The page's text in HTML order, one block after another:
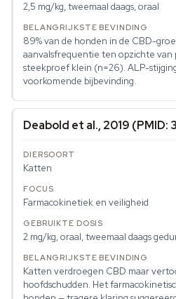
2,5 mg/kg, tweemaal daags, oraal
89% van de honden in de CBD-
aanvalsfrequentie ten opzichte van
steekproef klein (n=26). ALP-
voorkomende bijbevinding.
Deabold et al., 2019 (PMID:
Katten
Farmacokinetiek en veiligheid
2 mg/kg, oraal, tweemaal daags
Katten verdroegen CBD maar
hoofdschudden. Het